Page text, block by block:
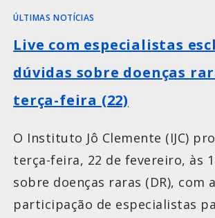
ÚLTIMAS NOTÍCIAS
Live com especialistas
dúvidas sobre doenças
terça-feira (22)
O Instituto Jô Clemente (IJC)
terça-feira, 22 de fevereiro, às
sobre doenças raras (DR), com a
participação de especialistas